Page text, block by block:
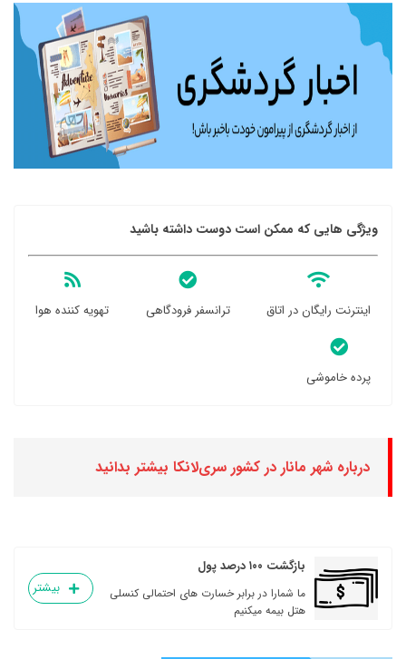
ویژگی هایی که ممکن است دوست داشته باشید
اینترنت رایگان در اتاق ترانسفر فرودگاهی تهویه کننده هوا
پرده خاموشی
درباره شهر مانار در کشور سری‌لانکا بیشتر بدانید
بازگشت ۱۰۰ درصد پول
ما شمارا در برابر خسارت های احتمالی کنسلی
هتل بیمه میکنیم
بیشتر